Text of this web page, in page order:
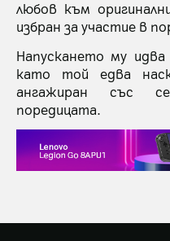
любов към
избран за участие в
Напускането му
като той едва
ангажиран със
поредицата.